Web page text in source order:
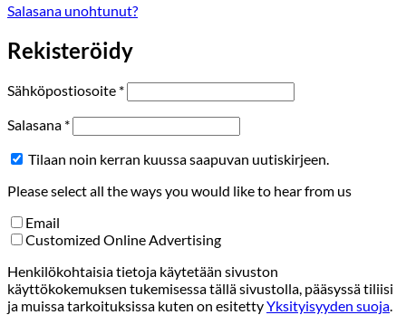
Salasana unohtunut?
Rekisteröidy
Sähköpostiosoite *Vaaditaan
Salasana *Vaaditaan
Tilaan noin kerran kuussa saapuvan uutiskirjeen.
Please select all the ways you would like to hear from us
Email
Customized Online Advertising
Henkilökohtaisia tietoja käytetään sivuston
käyttökokemuksen tukemisessa tällä sivustolla, pääsyssä tiliisi
ja muissa tarkoituksissa kuten on esitettyYksityisyyden suoja